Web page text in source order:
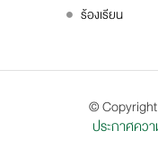
ร้องเรียน
©
ประกาศคว